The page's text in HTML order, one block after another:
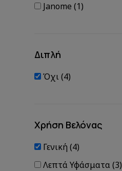
Janome (1)
Διπλή
Όχι (4)
Χρήση Βελόνας
Γενική (4)
Λεπτά Υφάσματα (3)